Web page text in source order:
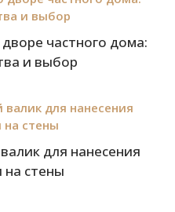
частного дома:
и выбор
для нанесения
на стены